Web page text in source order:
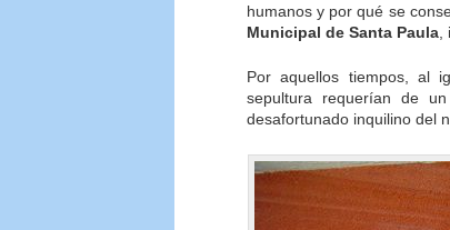
humanos y por qué se
Municipal de Santa Paula
Por aquellos tiempos, al
sepultura requerían de
desafortunado inquilino del